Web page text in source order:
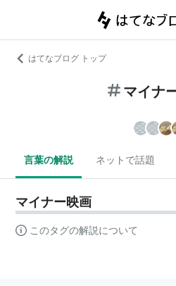
はてなブログ トップ
マイナ
言葉の解説 ネットで話題
マイナー映画
このタグの解説について